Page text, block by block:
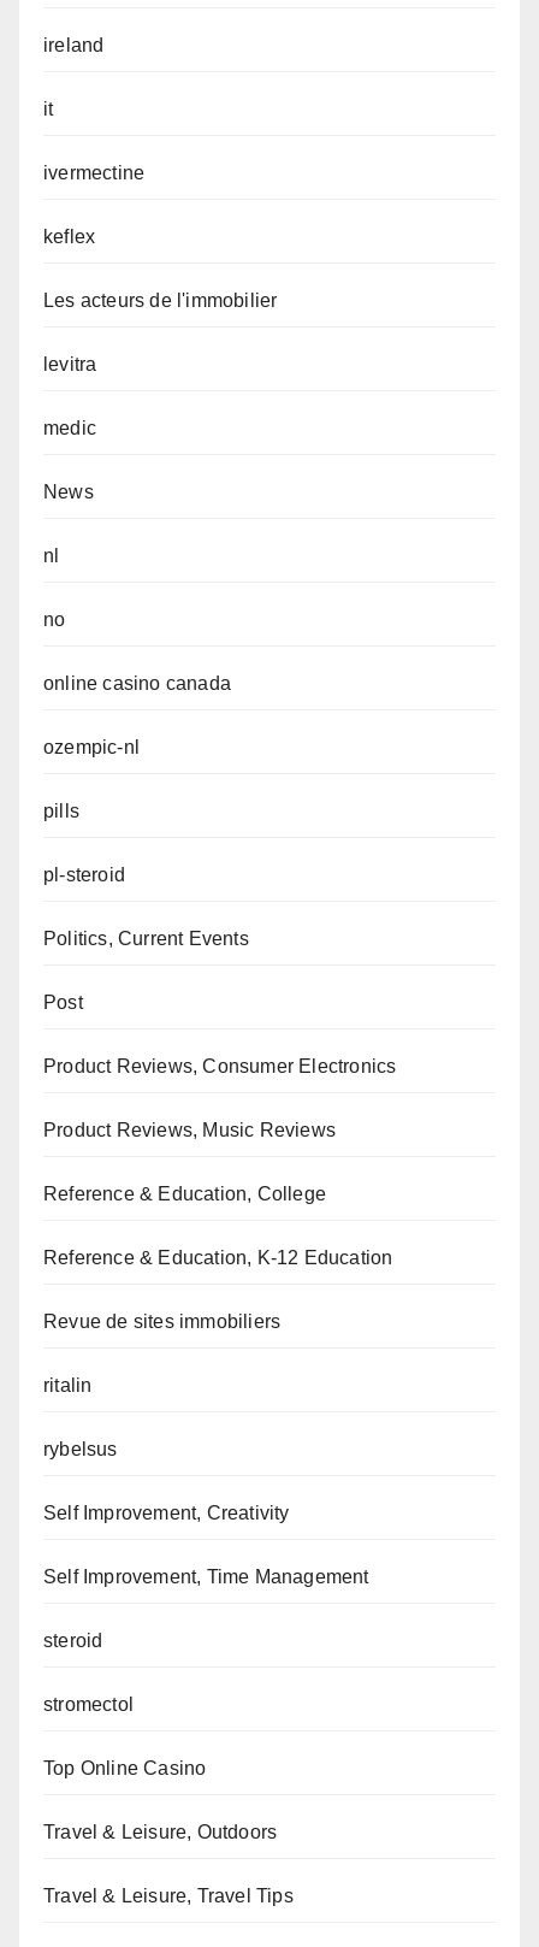
ireland
it
ivermectine
keflex
Les acteurs de l'immobilier
levitra
medic
News
nl
no
online casino canada
ozempic-nl
pills
pl-steroid
Politics, Current Events
Post
Product Reviews, Consumer Electronics
Product Reviews, Music Reviews
Reference & Education, College
Reference & Education, K-12 Education
Revue de sites immobiliers
ritalin
rybelsus
Self Improvement, Creativity
Self Improvement, Time Management
steroid
stromectol
Top Online Casino
Travel & Leisure, Outdoors
Travel & Leisure, Travel Tips